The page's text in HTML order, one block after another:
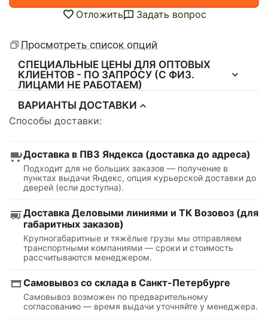
Отложить
Задать вопрос
Просмотреть список опций
СПЕЦИАЛЬНЫЕ ЦЕНЫ ДЛЯ ОПТОВЫХ
КЛИЕНТОВ - ПО ЗАПРОСУ (С ФИЗ.
ЛИЦАМИ НЕ РАБОТАЕМ)
ВАРИАНТЫ ДОСТАВКИ
Способы доставки:
Доставка в ПВЗ Яндекса (доставка до адреса)
Подходит для не больших заказов — получение в
пунктах выдачи Яндекс, опция курьерской доставки до
дверей (если доступна).
Доставка Деловыми линиями и ТК Возовоз (для
габаритных заказов)
Крупногабаритные и тяжёлые грузы мы отправляем
транспортными компаниями — сроки и стоимость
рассчитываются менеджером.
Самовывоз со склада в Санкт-Петербурге
Самовывоз возможен по предварительному
согласованию — время выдачи уточняйте у менеджера.